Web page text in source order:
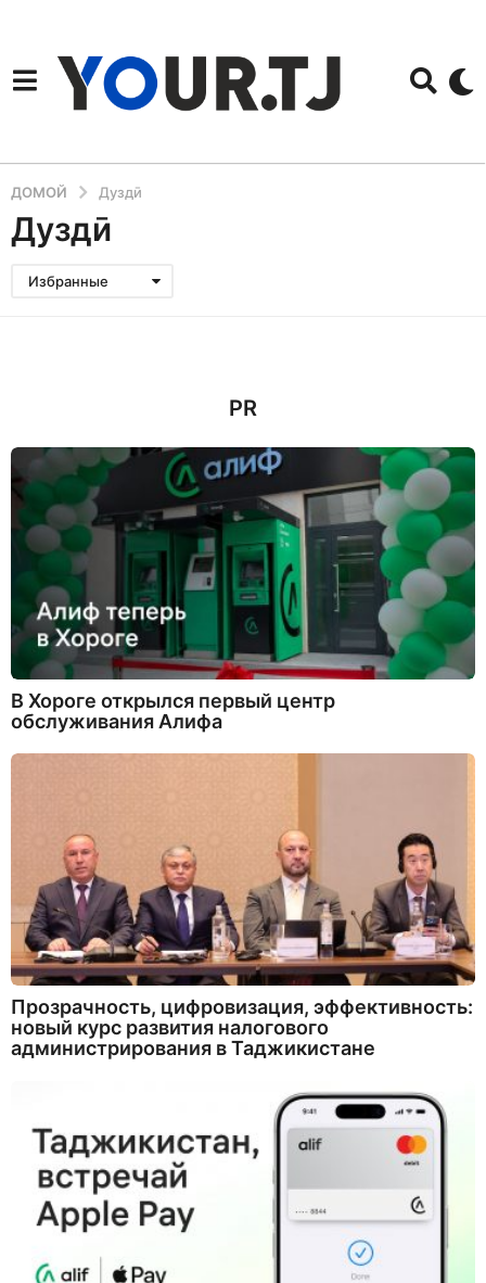
ДОМОЙ Дуздӣ
Дуздӣ
Избранные
PR
В Хороге открылся первый центр
обслуживания Алифа
Прозрачность, цифровизация, эффективность:
новый курс развития налогового
администрирования в Таджикистане